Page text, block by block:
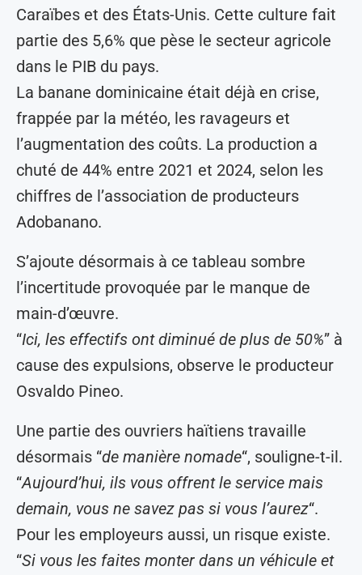
Caraïbes et des États-Unis. Cette culture fait
partie des 5,6% que pèse le secteur agricole
dans le PIB du pays.
La banane dominicaine était déjà en crise,
frappée par la météo, les ravageurs et
l’augmentation des coûts. La production a
chuté de 44% entre 2021 et 2024, selon les
chiffres de l’association de producteurs
Adobanano.
S’ajoute désormais à ce tableau sombre
l’incertitude provoquée par le manque de
main-d’œuvre.
“Ici, les effectifs ont diminué de plus de 50%” à
cause des expulsions, observe le producteur
Osvaldo Pineo.
Une partie des ouvriers haïtiens travaille
désormais “de manière nomade“, souligne-t-il.
“Aujourd’hui, ils vous offrent le service mais
demain, vous ne savez pas si vous l’aurez“.
Pour les employeurs aussi, un risque existe.
“Si vous les faites monter dans un véhicule et